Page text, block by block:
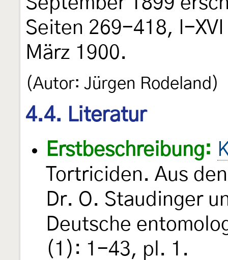
Seiten 269-418, I-XVI
März 1900.
(Autor: Jürgen Rodeland)
4.4. Literatur
Erstbeschreibung:
Tortriciden. Aus
Dr. O. Staudinger
Deutsche
(1): 1-43, pl. 1.